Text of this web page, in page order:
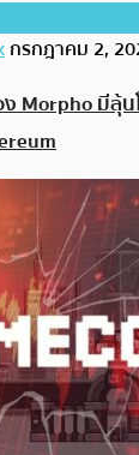
กรกฎาคม 2,
Morpho มีลุ้